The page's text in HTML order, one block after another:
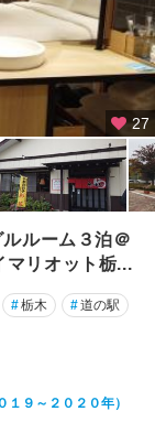
27
ルーム３泊＠
マリオット栃...
#栃木 #道の駅
９～２０２０年）